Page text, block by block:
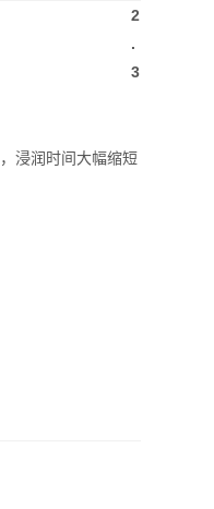
2
.
3
浸润时间大幅缩短